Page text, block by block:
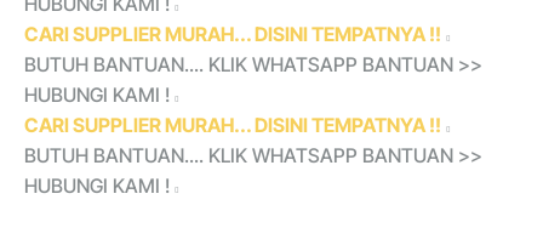
CARI SUPPLIER MURAH... DISINI TEMPATNYA !!
BUTUH BANTUAN.... KLIK WHATSAPP BANTUAN >>
HUBUNGI KAMI !
CARI SUPPLIER MURAH... DISINI TEMPATNYA !!
BUTUH BANTUAN.... KLIK WHATSAPP BANTUAN >>
HUBUNGI KAMI !